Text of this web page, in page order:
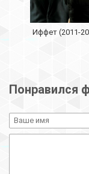
Иффет (2011-
Понравился